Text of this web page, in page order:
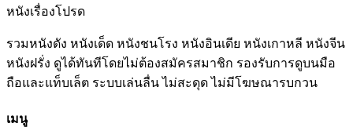
หนังเรื่องโปรด
รวมหนังดัง หนังเด็ด หนังชนโรง หนังอินเดีย หนังเกาหลี หนังจีน
หนังฝรั่ง ดูได้ทันทีโดยไม่ต้องสมัครสมาชิก รองรับการดูบนมือ
ถือและแท็บเล็ต ระบบเล่นลื่น ไม่สะดุด ไม่มีโฆษณารบกวน
เมนู